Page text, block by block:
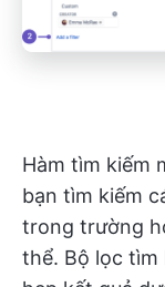
Hàm tìm kiếm
bạn tìm kiếm
trong trường
thể. Bộ lọc tìm